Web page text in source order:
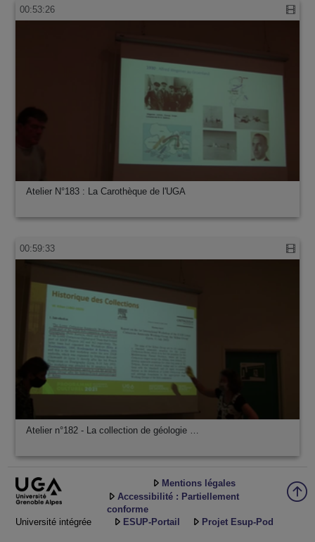
00:53:26
Atelier N°183 : La Carothèque de l'UGA
00:59:33
Atelier n°182 - La collection de géologie …
Université intégrée
Mentions légales
Accessibilité : Partiellement
conforme
ESUP-Portail
Projet Esup-Pod